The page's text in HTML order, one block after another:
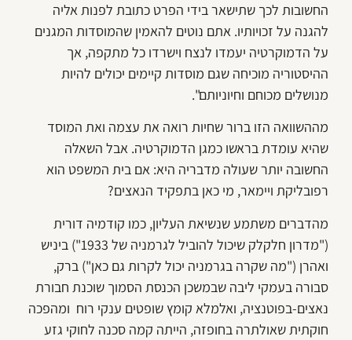
החשובות לכך שתישאר בידי הפרט כתובת לפנות אליה
להגנה על זכויותיו. אתם נוטים להאמין שהמוסדות המגנים
על הדמוקרטיה יעמדו לנצח וישרדו כל מתקפה, אך
ההיסטוריה מוכיחה שגם מוסדות קיימים יכולים להיות
מנושלים מכוחם וחיוניותם".
מההשוואה הזו ברור שחיות רואה את עצמה ואת המוסד
שהיא עומדת בראשו כמגן הדמוקרטיה. אבל השאלה
החשובה יותר שעולה מדבריה היא: אם בית המשפט הוא
רפובליקת ויימאר, מי כאן בתפקיד הנאצים?
מהדברים משתמע שנשיאת העליון, כמו קודמיה דורית
("מדרון חלקלק שיכול להוביל לגרמניה של 1933") ביניש
ואהרן ("מה שקרה בגרמניה יכול לקרות גם כאן") ברק,
סבורה בעמקי ליבה שבמשכן הכנסת הסמוך שוכנת חבורת
נאצים-בפוטנציה, ואלמלא קומץ שופטים ענקי רוח ומהפכה
חוקתית שאולתרה בחופזה, הייתה קמה סכנה לחוקי גזע